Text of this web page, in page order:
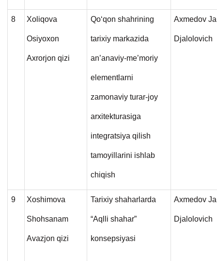
8 Xoliqova
Osiyoxon
Axrorjon qizi
Qo‘qon shahrining
tarixiy markazida
an’anaviy-me’moriy
elementlarni
zamonaviy turar-joy
arxitekturasiga
integratsiya qilish
tamoyillarini ishlab
chiqish
Axmedov
Djalolovich
9 Xoshimova
Shohsanam
Avazjon qizi
Tarixiy shaharlarda
“Aqlli shahar”
konsepsiyasi
Axmedov
Djalolovich